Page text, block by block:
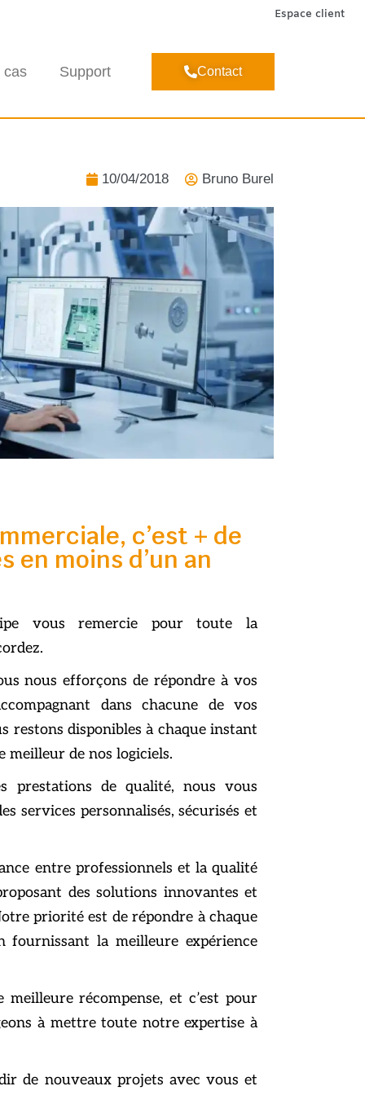
Espace client
cas Support Contact
10/04/2018 Bruno Burel
c’est + de
en moins d’un an
vous remercie pour toute la
nous efforçons de répondre à vos
dans chacune de vos
restons disponibles à chaque instant
meilleur de nos logiciels.
prestations de qualité, nous vous
services personnalisés, sécurisés et
entre professionnels et la qualité
des solutions innovantes et
priorité est de répondre à chaque
fournissant la meilleure expérience
récompense, et c’est pour
à mettre toute notre expertise à
de nouveaux projets avec vous et